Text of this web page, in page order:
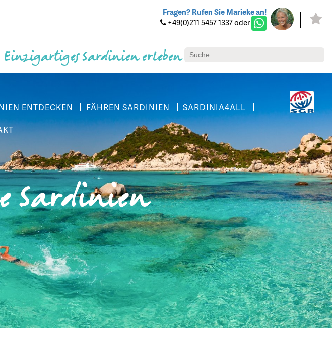
Fragen? Rufen Sie Marieke an!
+49(0)211 5457 1337 oder
Einzigartiges Sardinien erleben
ENTDECKEN FÄHREN SARDINIEN
SARDINIA4ALL
Sardinien